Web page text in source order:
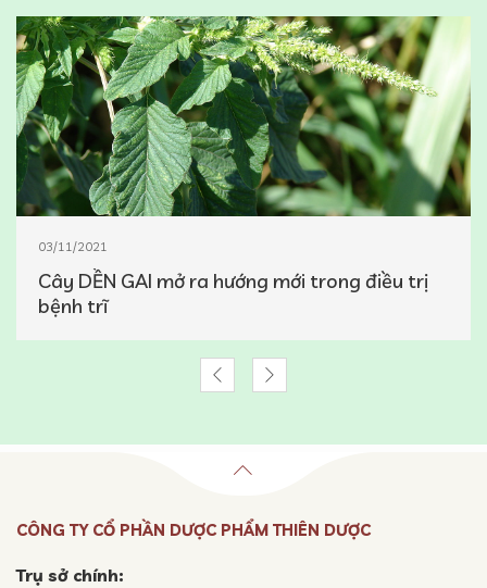
03/11/2021
Cây DỀN GAI mở ra hướng mới trong điều trị
bệnh trĩ
CÔNG TY CỔ PHẦN DƯỢC PHẨM THIÊN DƯỢC
Trụ sở chính: